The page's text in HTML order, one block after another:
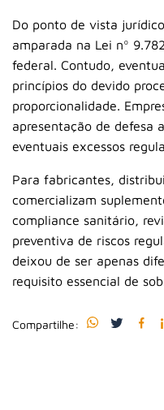
Do ponto de vista
amparada na Lei nº
federal. Contudo,
princípios do devido
proporcionalidade.
apresentação de defesa
eventuais excessos
Para fabricantes,
comercializam
compliance sanitário,
preventiva de riscos
deixou de ser apenas
requisito essencial de
Compartilhe: